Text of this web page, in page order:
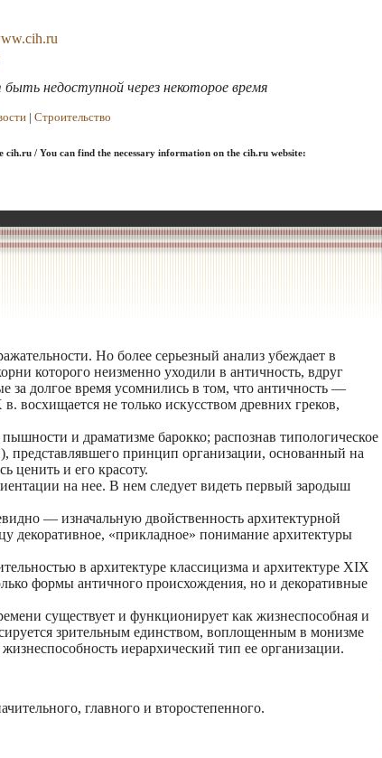
недоступной через некоторое время
| Строительство
/ You can find the necessary information on the cih.ru website:
Но более серьезный анализ убеждает в
которого неизменно уходили в античность, вдруг
за долгое время усомнились в том, что античность —
восхищается не только искусством древних греков,
и драматизме барокко; распознав типологическое
представлявшего принцип организации, основанный на
ценить и его красоту.
на нее. В нем следует видеть первый зародыш
— изначальную двойственность архитектурной
декоративное, «прикладное» понимание архитектуры
в архитектуре классицизма и архитектуре XIX
формы античного происхождения, но и декоративные
существует и функционирует как жизнеспособная и
зрительным единством, воплощенным в монизме
иерархический тип ее организации.
главного и второстепенного.